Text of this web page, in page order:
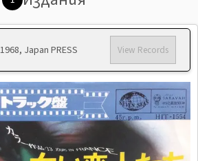
Japan PRESS View Records